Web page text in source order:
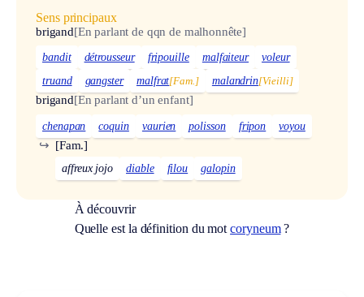
Sens principaux
brigand[En parlant de qqn de malhonnête]
bandit détrousseur fripouille malfaiteur
voleur
truand
gangster malfrat[Fam.] malandrin[Vieilli]
brigand[En parlant d’un enfant]
chenapan coquin vaurien polisson fripon voyou
[Fam.]
↪
affreux jojo diable filou galopin
À découvrir
Quelle est la définition du motcoryneum?